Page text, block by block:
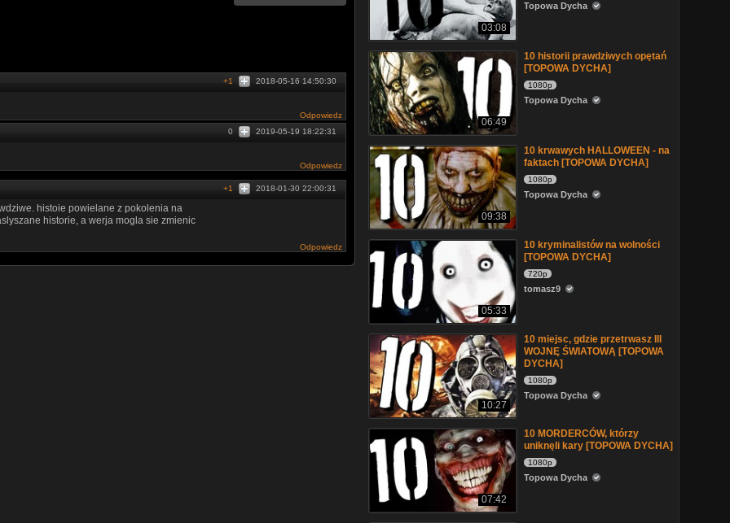
2018-05-16 14:50:30
+1
Odpowiedz
2019-05-19 18:22:31
0
Odpowiedz
2018-01-30 22:00:31
+1
histoie powielane z pokolenia na
historie, a werja mogla sie zmienic
Odpowiedz
03:08
Topowa Dycha
06:49
10 historii prawdziwych opętań
[TOPOWA DYCHA]
1080p
Topowa Dycha
09:38
10 krwawych HALLOWEEN - na
faktach [TOPOWA DYCHA]
1080p
Topowa Dycha
05:33
10 kryminalistów na wolności
[TOPOWA DYCHA]
720p
tomasz9
10:27
10 miejsc, gdzie przetrwasz III
WOJNĘ ŚWIATOWĄ [TOPOWA
DYCHA]
1080p
Topowa Dycha
07:42
10 MORDERCÓW, którzy
uniknęli kary [TOPOWA DYCHA]
1080p
Topowa Dycha